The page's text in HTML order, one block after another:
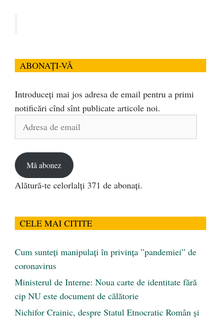
ABONAȚI-VĂ
Introduceți mai jos adresa de email pentru a primi
notificări cînd sînt publicate articole noi.
Adresa
Mă abonez
Alătură-te celorlalți 371 de abonați.
CELE MAI CITITE
Cum sunteți manipulați în privința ”pandemiei” de
coronavirus
Ministerul de Interne: Noua carte de identitate fără
cip NU este document de călătorie
Nichifor Crainic, despre Statul Etnocratic Român şi